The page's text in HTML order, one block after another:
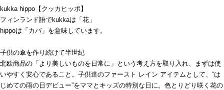
kukka hippo【クッカヒッポ】
フィンランド語でkukkaは「花」
hippoは「カバ」を意味しています。
子供の傘を作り続けて半世紀
北欧商品の「より美しいものを日常に」という考え方を取り入れ、まずは使
いやすく安心であること。子供達のファースト レイン アイテムとして、“は
じめての雨の日デビュー”をママとキッズの特別な日に。色とりどり咲く花の